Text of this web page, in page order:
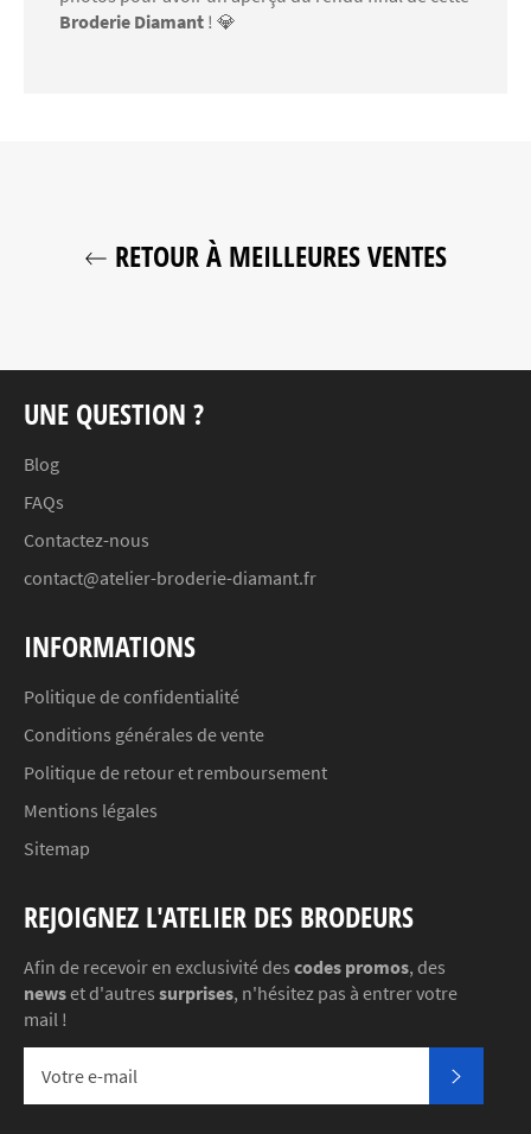
Broderie Diamant ! 💎
RETOUR À MEILLEURES VENTES
UNE QUESTION ?
Blog
FAQs
Contactez-nous
contact@atelier-broderie-diamant.fr
INFORMATIONS
Politique de confidentialité
Conditions générales de vente
Politique de retour et remboursement
Mentions légales
Sitemap
REJOIGNEZ L'ATELIER DES BRODEURS
Afin de recevoir en exclusivité des codes promos, des
newset d'autres surprises, n'hésitez pas à entrer votre
mail !